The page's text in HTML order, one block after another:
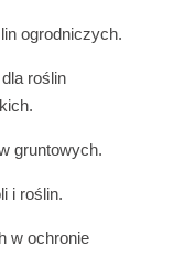
ogrodniczych.
roślin
gruntowych.
i roślin.
w ochronie